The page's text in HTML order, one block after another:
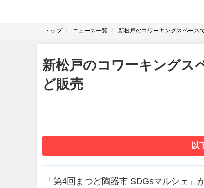
トップ ニュース一覧 新松戸のコワーキングスペース
新松戸のコワーキング
ど販売
以
「第4回まつど陶器市 SDGsマルシェ